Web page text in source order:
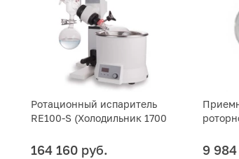
Ротационный испаритель
RE100-S (Холодильник 1700
164 160 руб. 9